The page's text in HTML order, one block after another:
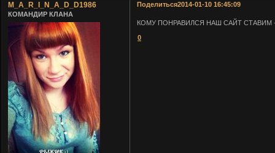
Поделиться2014-01-10 16:45:09
M_A_R_I_N_A_D_D1986
КОМАНДИР КЛАНА
КОМУ ПОНРАВИЛСЯ НАШ САЙТ СТАВИМ
0